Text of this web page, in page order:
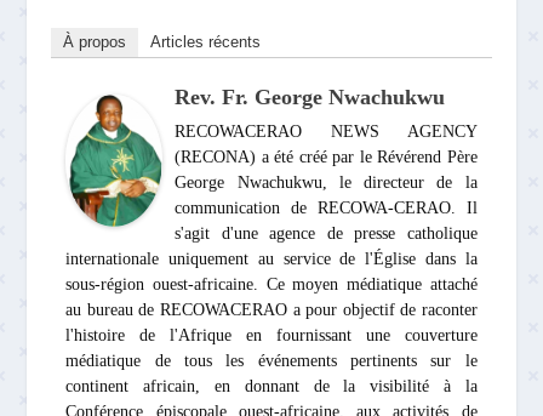
À propos Articles récents
Rev. Fr. George Nwachukwu
RECOWACERAO NEWS AGENCY
(RECONA) a été créé par le Révérend Père
George Nwachukwu, le directeur de la
communication de RECOWA-CERAO. Il
s'agit d'une agence de presse catholique
internationale uniquement au service de l'Église dans la
sous-région ouest-africaine. Ce moyen médiatique attaché
au bureau de RECOWACERAO a pour objectif de raconter
l'histoire de l'Afrique en fournissant une couverture
médiatique de tous les événements pertinents sur le
continent africain, en donnant de la visibilité à la
Conférence épiscopale ouest-africaine, aux activités de